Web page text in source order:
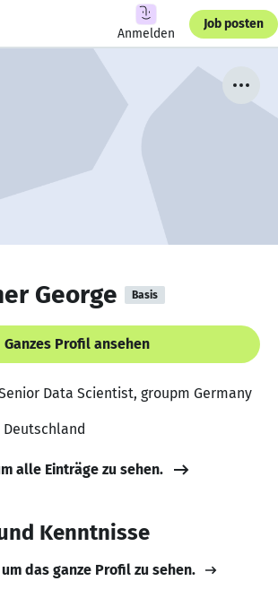
Anmelden
Job posten
George Basis
Ganzes Profil ansehen
Data Scientist, groupm Germany
Deutschland
alle Einträge zu sehen.
Kenntnisse
das ganze Profil zu sehen.